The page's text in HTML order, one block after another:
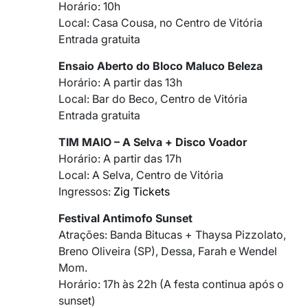
Horário: 10h
Local: Casa Cousa, no Centro de Vitória
Entrada gratuita
Ensaio Aberto do Bloco Maluco Beleza
Horário: A partir das 13h
Local: Bar do Beco, Centro de Vitória
Entrada gratuita
TIM MAIO – A Selva + Disco Voador
Horário: A partir das 17h
Local: A Selva, Centro de Vitória
Ingressos: Zig Tickets
Festival Antimofo Sunset
Atrações: Banda Bitucas + Thaysa Pizzolato,
Breno Oliveira (SP), Dessa, Farah e Wendel
Mom.
Horário: 17h às 22h (A festa continua após o
sunset)